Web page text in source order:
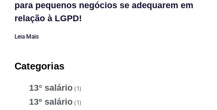
para pequenos negócios se adequarem em
relação à LGPD!
Leia Mais
Categorias
13° salário (1)
13º salário (1)